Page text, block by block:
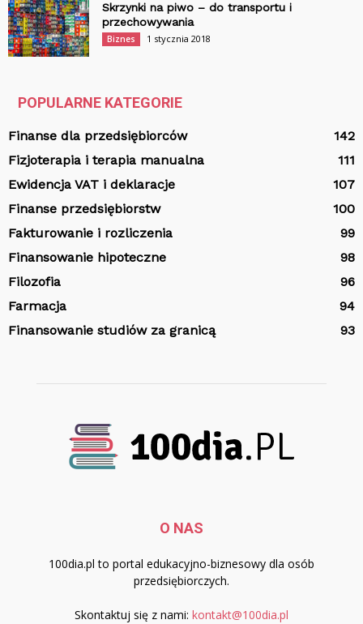
Skrzynki na piwo – do transportu i
przechowywania
Biznes 1 stycznia 2018
POPULARNE KATEGORIE
Finanse dla przedsiębiorców
142
Fizjoterapia i terapia manualna
111
Ewidencja VAT i deklaracje
107
Finanse przedsiębiorstw
100
Fakturowanie i rozliczenia
99
Finansowanie hipoteczne
98
Filozofia
96
Farmacja
94
Finansowanie studiów za granicą
93
O NAS
100dia.pl to portal edukacyjno-biznesowy dla osób
przedsiębiorczych.
Skontaktuj się z nami: kontakt@100dia.pl